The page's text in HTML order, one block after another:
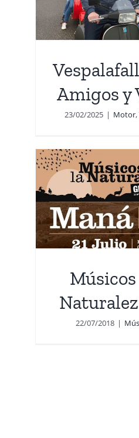
Amigos y
23/02/2025 | Motor,
22/07/2018 |